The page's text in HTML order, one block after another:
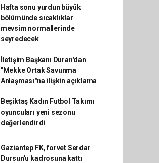
Hafta sonu yurdun büyük
bölümünde sıcaklıklar
mevsim normallerinde
seyredecek
İletişim Başkanı Duran'dan
"Mekke Ortak Savunma
Anlaşması"na ilişkin açıklama
Beşiktaş Kadın Futbol Takımı
oyuncuları yeni sezonu
değerlendirdi
Gaziantep FK, forvet Serdar
Dursun'u kadrosuna kattı